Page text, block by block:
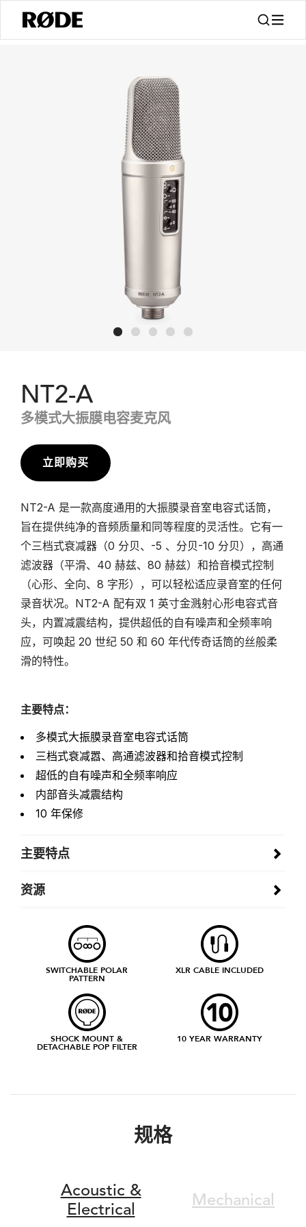
NT2-A
多模式大振膜电容麦克风
立即购买
NT2-A 是一款高度通用的大振膜录音室电容式话筒，
旨在提供纯净的音频质量和同等程度的灵活性。它有一
个三档式衰减器（0 分贝、-5 、分贝-10 分贝），高通
滤波器（平滑、40 赫兹、80 赫兹）和拾音模式控制
（心形、全向、8 字形），可以轻松适应录音室的任何
录音状况。NT2-A 配有双 1 英寸金溅射心形电容式音
头，内置减震结构，提供超低的自有噪声和全频率响
应，可唤起 20 世纪 50 和 60 年代传奇话筒的丝般柔
滑的特性。
主要特点：
多模式大振膜录音室电容式话筒
三档式衰减嚣、高通滤波器和拾音模式控制
超低的自有噪声和全频率响应
内部音头减震结构
10 年保修
主要特点
资源
SWITCHABLE POLAR
PATTERN
XLR CABLE INCLUDED
SHOCK MOUNT &
DETACHABLE POP FILTER
10 YEAR WARRANTY
规格
Acoustic &
Electrical
Mechanical